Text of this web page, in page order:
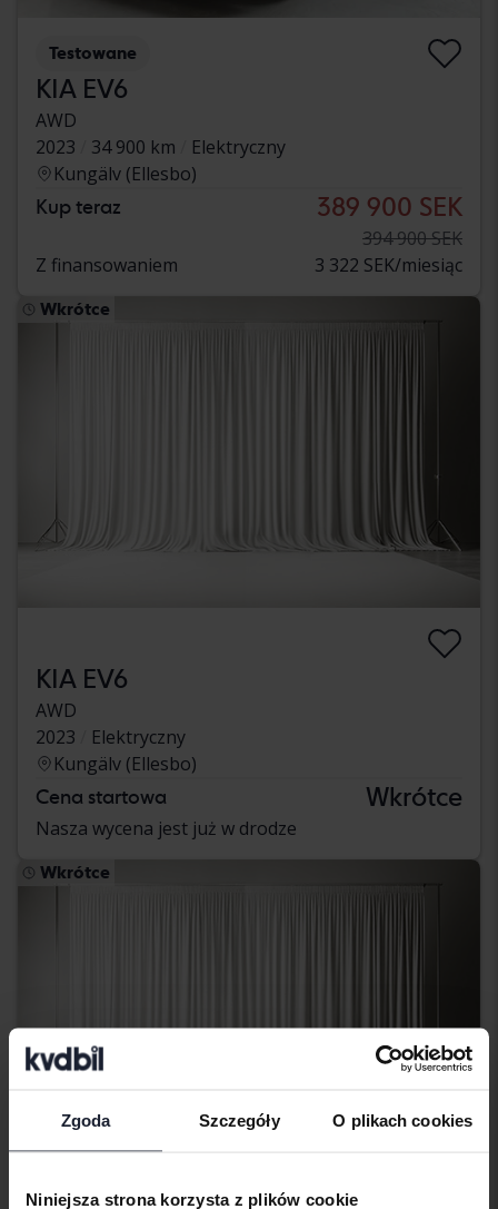
Zgoda Szczegóły O plikach cookies
Niniejsza strona korzysta z plików cookie
Testowane
KIA EV6
AWD
2023
34 900 km
Elektryczny
Kungälv (Ellesbo)
Kup teraz 389 900 SEK
394 900 SEK
Z finansowaniem
3 322 SEK/miesiąc
Wkrótce
KIA EV6
AWD
2023
Elektryczny
Kungälv (Ellesbo)
Cena startowa Wkrótce
Nasza wycena jest już w drodze
Wkrótce